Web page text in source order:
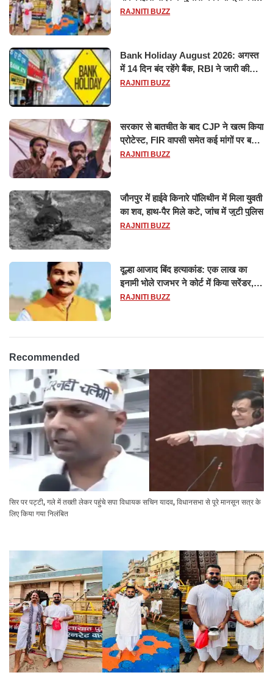
विश्वनाथ का जलाभिषेक
RAJNITI BUZZ
Bank Holiday August 2026: अगस्त
में 14 दिन बंद रहेंगे बैंक, RBI ने जारी की
छुट्टियों की लिस्ट​​​​​​​
RAJNITI BUZZ
सरकार से बातचीत के बाद CJP ने खत्म किया
प्रोटेस्ट, FIR वापसी समेत कई मांगों पर बनी
सहमति
RAJNITI BUZZ
जौनपुर में हाईवे किनारे पॉलिथीन में मिला युवती
का शव, हाथ-पैर मिले कटे, जांच में जुटी पुलिस
RAJNITI BUZZ
दूल्हा आजाद बिंद हत्याकांड: एक लाख का
इनामी भोले राजभर ने कोर्ट में किया सरेंडर,
14 दिन के लिए भेजा गया जेल
RAJNITI BUZZ
Recommended
सिर पर पट्टी, गले में तख्ती लेकर पहुंचे सपा विधायक सचिन यादव, विधानसभा से पूरे मानसून सत्र के
लिए किया गया निलंबित